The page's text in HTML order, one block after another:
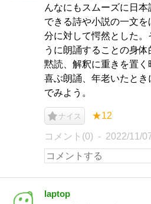
んなにもスムーズに日
できる詩や小説の一文
分に対して愕然とした
うに朗誦することの身体
黙読、解釈に重きを置
喜ぶ朗誦、年老いたと
でみよう。
ナイス ★12
コメント(0) 2022/11/
laptop